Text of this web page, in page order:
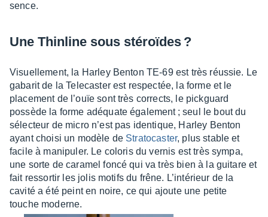
sence.
Une Thin­line sous stéroïdes ?
Visuel­le­ment, la Harley Benton TE-69 est très réus­sie. Le
gaba­rit de la Tele­cas­ter est respec­tée, la forme et le
place­ment de l’ouïe sont très corrects, le pick­guard
possède la forme adéquate égale­ment ; seul le bout du
sélec­teur de micro n’est pas iden­tique, Harley Benton
ayant choisi un modèle de Stra­to­cas­ter, plus stable et
facile à mani­pu­ler. Le colo­ris du vernis est très sympa,
une sorte de cara­mel foncé qui va très bien à la guitare et
fait ressor­tir les jolis motifs du frêne. L’in­té­rieur de la
cavité a été peint en noire, ce qui ajoute une petite
touche moderne.